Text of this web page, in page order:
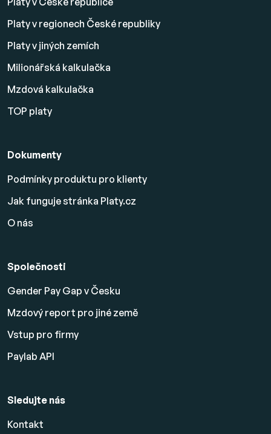
Platy v regionech České republiky
Platy v jiných zemích
Milionářská kalkulačka
Mzdová kalkulačka
TOP platy
Dokumenty
Podmínky produktu pro klienty
Jak funguje stránka Platy.cz
O nás
Společnosti
Gender Pay Gap v Česku
Mzdový report pro jiné země
Vstup pro firmy
Paylab API
Sledujte nás
Kontakt